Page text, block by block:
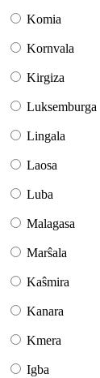
Komia
Kornvala
Kirgiza
Luksemburga
Lingala
Laosa
Luba
Malagasa
Marŝala
Kaŝmira
Kanara
Kmera
Igba